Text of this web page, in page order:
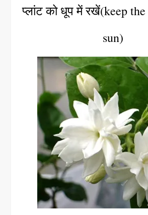
प्लांट को धूप में रखें(keep
sun)